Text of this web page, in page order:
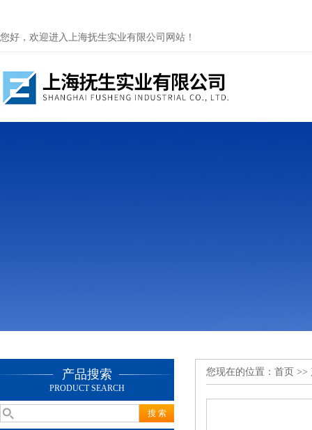
您好，欢迎进入上海抚生实业有限公司网站！
产品搜索
PRODUCT SEARCH
您现在的位置： 首页 >>